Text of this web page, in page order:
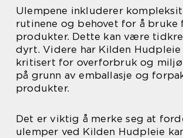
Ulempene inkluderer
rutinene og behovet for å bruke
produkter. Dette kan være
dyrt. Videre har Kilden
kritisert for overforbruk og
på grunn av emballasje og
produkter.
Det er viktig å merke seg at
ulemper ved Kilden Hudpleie